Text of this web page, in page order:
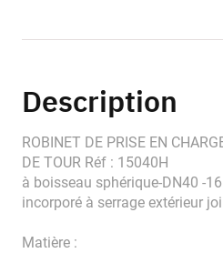
Description
ROBINET DE PRISE EN
DE TOUR Réf : 15040H
à boisseau sphérique-DN40 -
incorporé à serrage extérieur
Matière :